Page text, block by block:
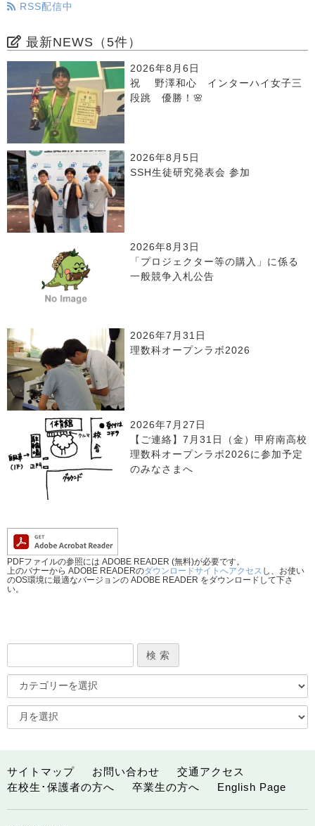
RSS配信中
最新NEWS（5件）
2026年8月6日
祝 野澤和心 インターハイ女子三
段跳 優勝！🌸
2026年8月5日
SSH生徒研究発表会 参加
2026年8月3日
「プロジェクター等の購入」に係る
一般競争入札公告
2026年7月31日
理数科オープンラボ2026
2026年7月27日
【ご連絡】7月31日（金）甲府南高校
理数科オープンラボ2026に参加予定
のみなさまへ
PDFファイルの参照には ADOBE READER (無料)が必要です。
上のバナーから ADOBE READERのダウンロードサイトへアクセス し、お使い
のOS環境に最適なバージョンの ADOBE READER をダウンロードして下さ
い。
サイトマップ お問い合わせ
交通アクセス
在校生･保護者の方へ
卒業生の方へ English Page